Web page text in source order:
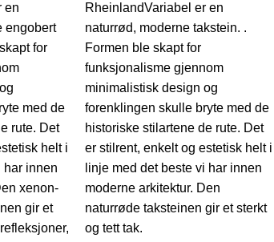
en
engobert
for
med de
rute. Det
helt i
har innen
xenon-
gir et
RheinlandVariabel er en
naturrød, moderne takstein. .
Formen ble skapt for
funksjonalisme gjennom
minimalistisk design og
forenklingen skulle bryte med de
historiske stilartene de rute. Det
er stilrent, enkelt og estetisk helt i
linje med det beste vi har innen
moderne arkitektur. Den
naturrøde taksteinen gir et sterkt
og tett tak.